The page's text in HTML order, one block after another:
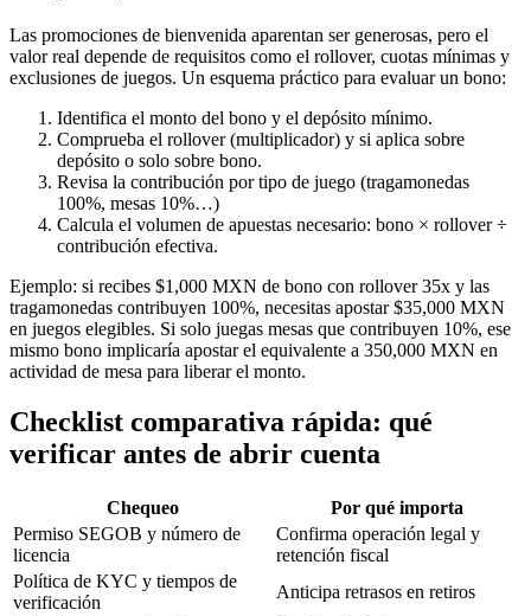
Las promociones de bienvenida aparentan ser generosas, pero el
valor real depende de requisitos como el rollover, cuotas mínimas y
exclusiones de juegos. Un esquema práctico para evaluar un bono:
Identifica el monto del bono y el depósito mínimo.
Comprueba el rollover (multiplicador) y si aplica sobre
depósito o solo sobre bono.
Revisa la contribución por tipo de juego (tragamonedas
100%, mesas 10%…)
Calcula el volumen de apuestas necesario: bono × rollover ÷
contribución efectiva.
Ejemplo: si recibes $1,000 MXN de bono con rollover 35x y las
tragamonedas contribuyen 100%, necesitas apostar $35,000 MXN
en juegos elegibles. Si solo juegas mesas que contribuyen 10%, ese
mismo bono implicaría apostar el equivalente a 350,000 MXN en
actividad de mesa para liberar el monto.
Checklist comparativa rápida: qué
verificar antes de abrir cuenta
Chequeo
Por qué importa
Permiso SEGOB y número de
licencia
Confirma operación legal y
retención fiscal
Política de KYC y tiempos de
verificación
Anticipa retrasos en retiros